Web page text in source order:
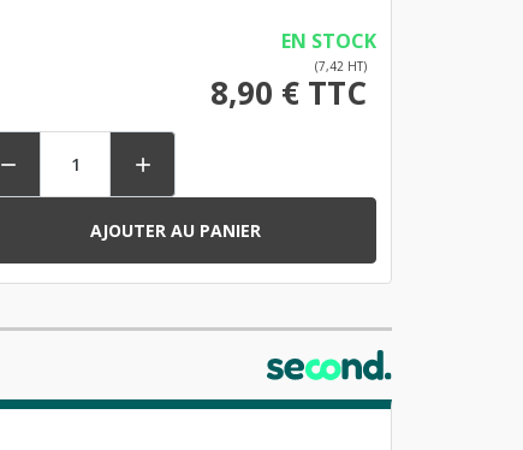
EN STOCK
(7,42 HT)
8,90 € TTC
 
AJOUTER AU PANIER